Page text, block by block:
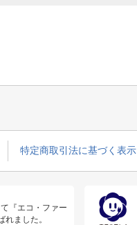
特定商取引法に基づく表示
『エコ・ファー
れました。